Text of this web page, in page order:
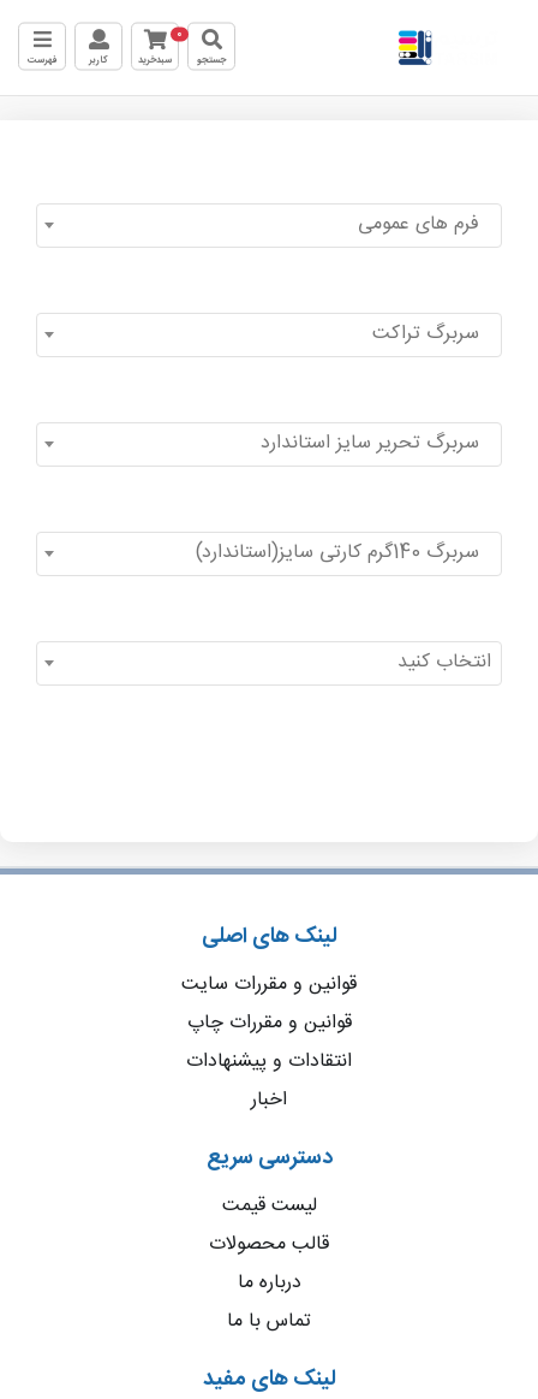
جستجو سبدخرید
0
کاربر
فهرست
فرم های عمومی
سربرگ تراکت
سربرگ تحریر سایز استاندارد
سربرگ 140گرم کارتی سایز(استاندارد)
انتخاب کنید
لینک های اصلی
قوانین و مقررات سایت
قوانین و مقررات چاپ
انتقادات و پیشنهادات
اخبار
دسترسی سریع
لیست قیمت
قالب محصولات
درباره ما
تماس با ما
لینک های مفید